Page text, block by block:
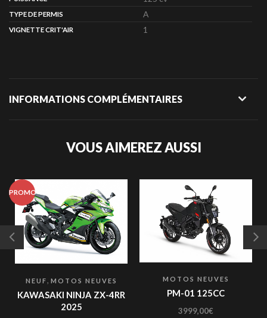
TYPE DE PERMIS A
VIGNETTE CRIT'AIR 1
INFORMATIONS COMPLÉMENTAIRES
VOUS AIMEREZ AUSSI
PROMO
NEUF, MOTOS NEUVES
KAWASAKI NINJA ZX-4RR
2025
MOTOS NEUVES
PM-01 125CC
3999,00€